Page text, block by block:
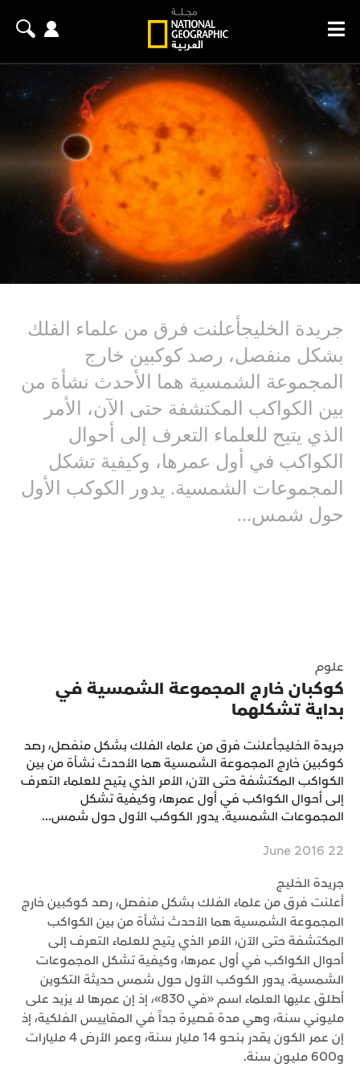
جريدة الخليجأعلنت فرق من علماء الفلك
بشكل منفصل، رصد كوكبين خارج
المجموعة الشمسية هما الأحدث نشأة من
بين الكواكب المكتشفة حتى الآن، الأمر
الذي يتيح للعلماء التعرف إلى أحوال
الكواكب في أول عمرها، وكيفية تشكل
المجموعات الشمسية. يدور الكوكب الأول
حول شمس...
علوم
كوكبان خارج المجموعة الشمسية في
بداية تشكلهما
جريدة الخليجأعلنت فرق من علماء الفلك بشكل منفصل، رصد
كوكبين خارج المجموعة الشمسية هما الأحدث نشأة من بين
الكواكب المكتشفة حتى الآن، الأمر الذي يتيح للعلماء التعرف
إلى أحوال الكواكب في أول عمرها، وكيفية تشكل
المجموعات الشمسية. يدور الكوكب الأول حول شمس...
22 June 2016
جريدة الخليج
أعلنت فرق من علماء الفلك بشكل منفصل، رصد كوكبين خارج
المجموعة الشمسية هما الأحدث نشأة من بين الكواكب
المكتشفة حتى الآن، الأمر الذي يتيح للعلماء التعرف إلى
أحوال الكواكب في أول عمرها، وكيفية تشكل المجموعات
الشمسية. يدور الكوكب الأول حول شمس حديثة التكوين
أطلق عليها العلماء اسم «في 830»، إذ إن عمرها لا يزيد على
مليوني سنة، وهي مدة قصيرة جداً في المقاييس الفلكية، إذ
إن عمر الكون يقدر بنحو 14 مليار سنة، وعمر الأرض 4 مليارات
و600 مليون سنة.